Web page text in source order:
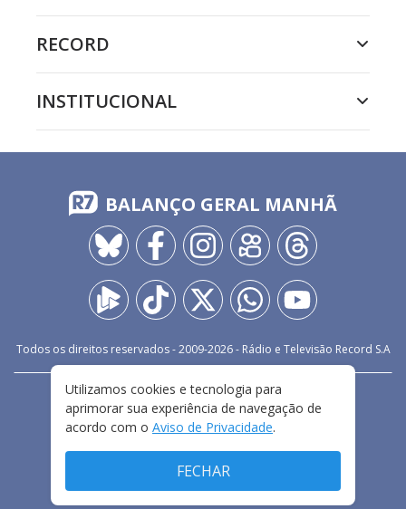
RECORD
INSTITUCIONAL
BALANÇO GERAL MANHÃ
Todos os direitos reservados - 2009-2026- Rádio e Televisão Record S.A
FALE CONOSCO
PRIVACIDADE
TERMOS E CONDIÇÕES DE USO
Utilizamos cookies e tecnologia para
aprimorar sua experiência de navegação de
acordo com o Aviso de Privacidade.
FECHAR